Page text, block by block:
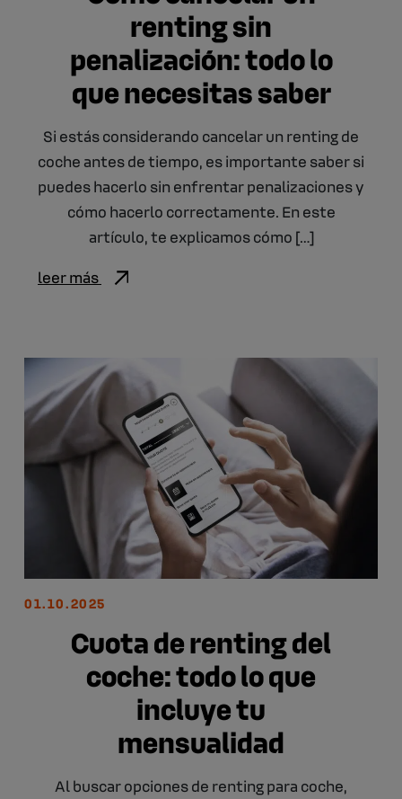
renting sin
penalización: todo lo
que necesitas saber
Si estás considerando cancelar un renting de
coche antes de tiempo, es importante saber si
puedes hacerlo sin enfrentar penalizaciones y
cómo hacerlo correctamente. En este
artículo, te explicamos cómo […]
leer más
01.10.2025
Cuota de renting del
coche: todo lo que
incluye tu
mensualidad
Al buscar opciones de renting para coche,